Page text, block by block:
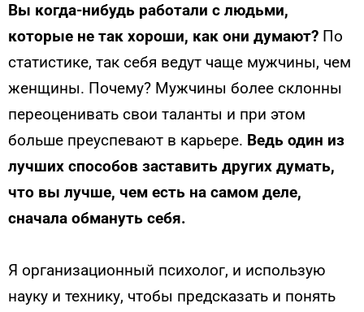
Вы когда-нибудь работали с людьми,
которые не так хороши, как они думают? По
статистике, так себя ведут чаще мужчины, чем
женщины. Почему? Мужчины более склонны
переоценивать свои таланты и при этом
больше преуспевают в карьере. Ведь один из
лучших способов заставить других думать,
что вы лучше, чем есть на самом деле,
сначала обмануть себя.
Я организационный психолог, и использую
науку и технику, чтобы предсказать и понять